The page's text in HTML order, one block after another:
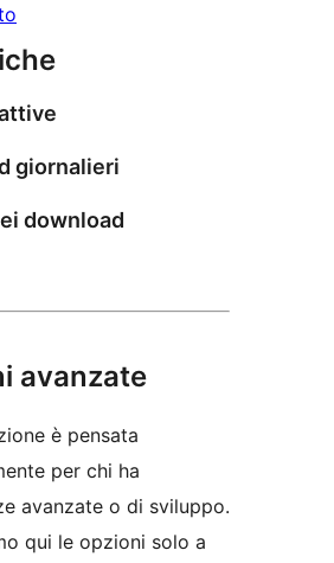
giornalieri
download
avanzate
è pensata
per chi ha
avanzate o di sviluppo.
qui le opzioni solo a